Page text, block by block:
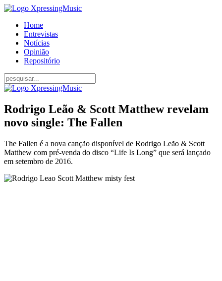
Home
Entrevistas
Notícias
Opinião
Repositório
Rodrigo Leão & Scott Matthew revelam
novo single: The Fallen
The Fallen é a nova canção disponível de Rodrigo Leão & Scott
Matthew com pré-venda do disco “Life Is Long” que será lançado
em setembro de 2016.